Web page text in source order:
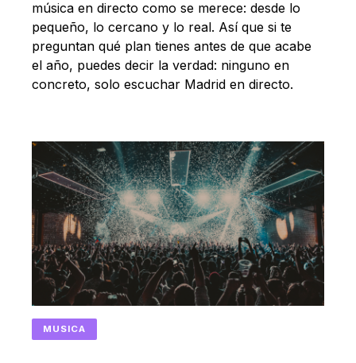
MUSICA
música en directo como se merece: desde lo
pequeño, lo cercano y lo real. Así que si te
preguntan qué plan tienes antes de que acabe
el año, puedes decir la verdad: ninguno en
concreto, solo escuchar Madrid en directo.